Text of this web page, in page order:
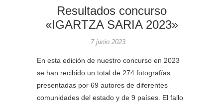
Resultados concurso
«IGARTZA SARIA 2023»
7 junio 2023
En esta edición de nuestro concurso en 2023
se han recibido un total de 274 fotografías
presentadas por 69 autores de diferentes
comunidades del estado y de 9 países. El fallo